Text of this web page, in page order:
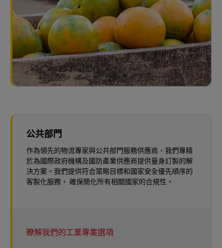
公共部門
作為領先的物流專家與公共部門服務供應商，我們專精
於為國際政府機構及國防產業供應商提供量身訂製的解
決方案。我們提供符合策略目標和國家安全優先順序的
客製化服務， 確保簡化所有相關國家的合規性。
瞭解我們的工業專案選項